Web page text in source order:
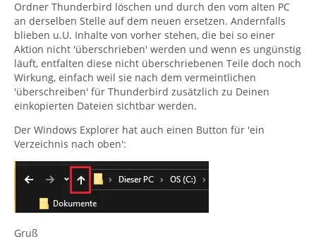
Ordner Thunderbird löschen und durch den vom alten PC
an derselben Stelle auf dem neuen ersetzen. Andernfalls
blieben u.U. Inhalte von vorher stehen, die bei so einer
Aktion nicht 'überschrieben' werden und wenn es ungünstig
läuft, entfalten diese nicht überschriebenen Teile doch noch
Wirkung, einfach weil sie nach dem vermeintlichen
'überschreiben' für Thunderbird zusätzlich zu Deinen
einkopierten Dateien sichtbar werden.
Der Windows Explorer hat auch einen Button für 'ein
Verzeichnis nach oben':
Gruß